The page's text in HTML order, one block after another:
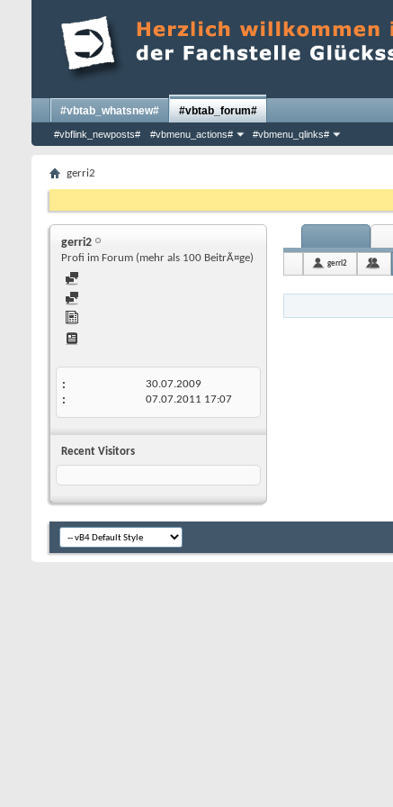
#vbtab_whatsnew# #vbtab_forum#
#vbflink_newposts# #vbmenu_actions# #vbmenu_qlinks#
gerri2
gerri2
Profi im Forum (mehr als 100 BeitrÃ¤ge)
30.07.2009
07.07.2011 17:07
Recent Visitors
gerri2